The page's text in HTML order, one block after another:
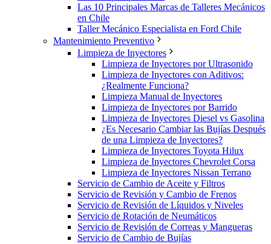
Las 10 Principales Marcas de Talleres Mecánicos
en Chile
Taller Mecánico Especialista en Ford Chile
Mantenimiento Preventivo
Limpieza de Inyectores
Limpieza de Inyectores por Ultrasonido
Limpieza de Inyectores con Aditivos:
¿Realmente Funciona?
Limpieza Manual de Inyectores
Limpieza de Inyectores por Barrido
Limpieza de Inyectores Diesel vs Gasolina
¿Es Necesario Cambiar las Bujías Después
de una Limpieza de Inyectores?
Limpieza de Inyectores Toyota Hilux
Limpieza de Inyectores Chevrolet Corsa
Limpieza de Inyectores Nissan Terrano
Servicio de Cambio de Aceite y Filtros
Servicio de Revisión y Cambio de Frenos
Servicio de Revisión de Líquidos y Niveles
Servicio de Rotación de Neumáticos
Servicio de Revisión de Correas y Mangueras
Servicio de Cambio de Bujías